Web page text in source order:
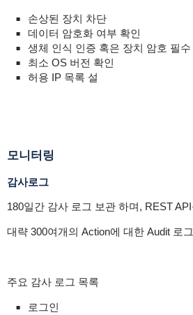
손상된 장치 차단
데이터 암호화 여부 확인
생체 인식 인증 혹은 장치 암호 필수
최소 OS 버전 확인
허용 IP 목록 설
모니터링
감사로그
180일간 감사 로그 보관 하며, REST
대략 300여개의 Action에 대한 Audit 로
주요 감사 로그 목록
로그인